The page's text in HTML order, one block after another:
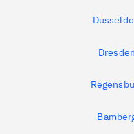
Dresden